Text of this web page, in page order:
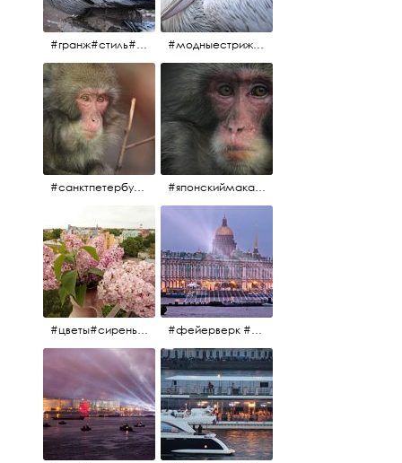
#гранж#стиль#тренд#тренд2017 #модныестрижки#санктпетербург #пеликан #птицы#причёски #модныестрижки#стильныестрижки#причёски#зоопарк #пеликан#санктпетербург #причёскиподуше
#санктпетербург #macacafuscata #macaca #ленинградскийзоопарк #снежнаяобезьяна #японскиймакак #макака #зоопарк #японскиймакак#снежнаяобезьяна#приматы#макака#зоопарк#животные#ленинградскийзоопарк#macaca#macacafuscata#санктпетербург
#цветы#сирень #розоваясирень #натюрморт #натюрмортсцветами #весна2012 #пробуждение #фейерверк #салют #парусник #санктпетербург #белыеночи2012 #белыеночи #алыепаруса2012 #алыепаруса #нева